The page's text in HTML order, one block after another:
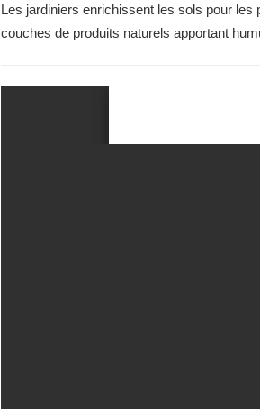
Les jardiniers enrichissent les sols pour
couches de produits naturels apportant